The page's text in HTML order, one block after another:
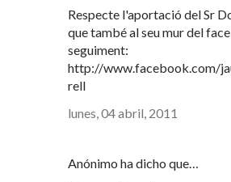
Respecte l'aportació del Sr
que també al seu mur del
seguiment:
http://www.facebook.com/
rell
lunes, 04 abril, 2011
Anónimo ha dicho que…